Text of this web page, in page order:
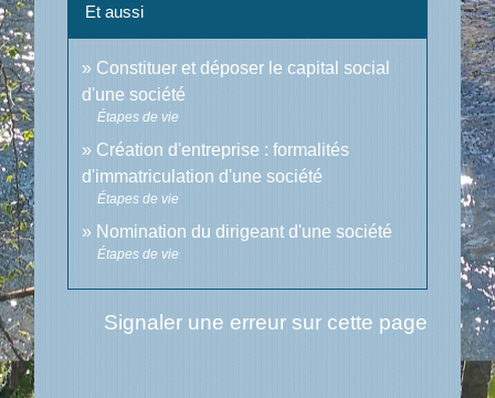
Et aussi
Constituer et déposer le capital social
d'une société
Étapes de vie
Création d'entreprise : formalités
d'immatriculation d'une société
Étapes de vie
Nomination du dirigeant d'une société
Étapes de vie
Signaler une erreur sur cette page